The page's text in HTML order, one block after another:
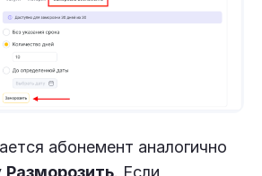
абонемент аналогично
Разморозить. Если